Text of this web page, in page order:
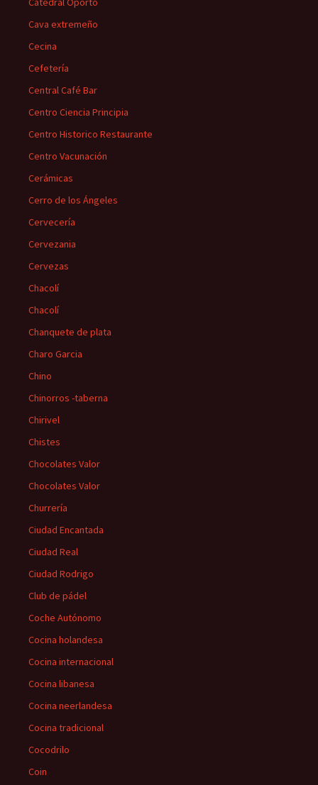
Cava extremeño
Cecina
Cefetería
Central Café Bar
Centro Ciencia Principia
Centro Historico Restaurante
Centro Vacunación
Cerámicas
Cerro de los Ángeles
Cervecería
Cervezania
Cervezas
Chacolí
Chacolí
Chanquete de plata
Charo Garcia
Chino
Chinorros -taberna
Chirivel
Chistes
Chocolates Valor
Chocolates Valor
Churrería
Ciudad Encantada
Ciudad Real
Ciudad Rodrigo
Club de pádel
Coche Autónomo
Cocina holandesa
Cocina internacional
Cocina libanesa
Cocina neerlandesa
Cocina tradicional
Cocodrilo
Coin